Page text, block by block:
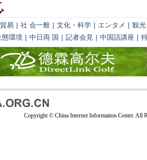
易 | 社 会一般 | 文化・科学 | エンタメ | 観光
態環境 | 中日両 国 | 記者会見 | 中国語講座 |